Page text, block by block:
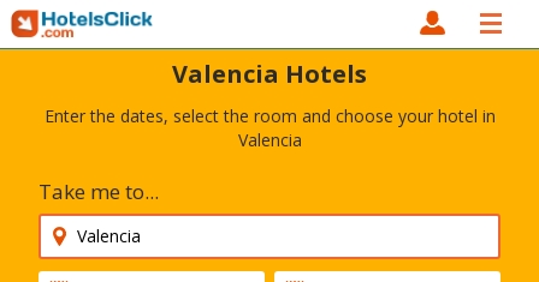
Valencia Hotels
Enter the dates, select the room and choose your hotel in
Valencia
Take me to...